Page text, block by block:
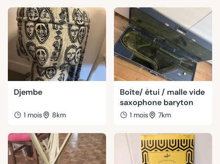
Djembe
1 mois 8km
Boîte/ étui / malle vide
saxophone baryton
1 mois 7km